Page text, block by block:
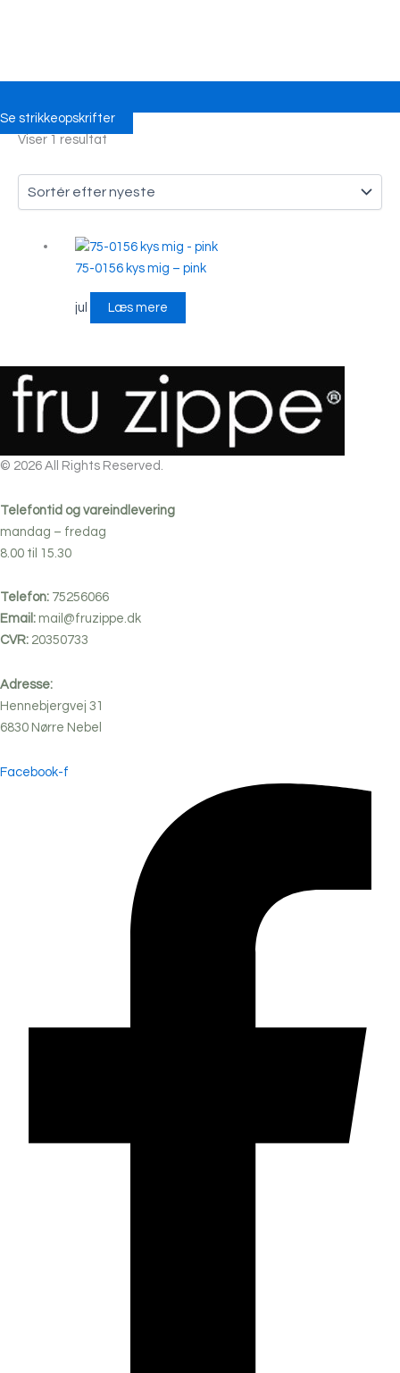
Se strikkeopskrifter
Viser 1 resultat
75-0156 kys mig – pink
jul Læs mere
© 2026 All Rights Reserved.
Telefontid og vareindlevering
mandag – fredag
8.00 til 15.30
Telefon: 75256066
Email: mail@fruzippe.dk
CVR: 20350733
Adresse:
Hennebjergvej 31
6830 Nørre Nebel
Facebook-f